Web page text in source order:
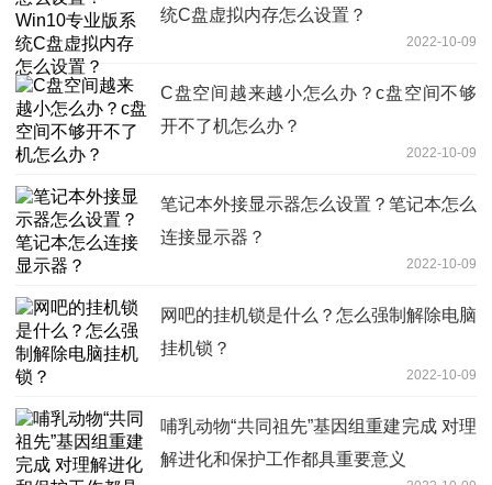
统C盘虚拟内存怎么设置？
2022-10-09
C盘空间越来越小怎么办？c盘空间不够
开不了机怎么办？
2022-10-09
笔记本外接显示器怎么设置？笔记本怎么
连接显示器？
2022-10-09
网吧的挂机锁是什么？怎么强制解除电脑
挂机锁？
2022-10-09
哺乳动物“共同祖先”基因组重建完成 对理
解进化和保护工作都具重要意义